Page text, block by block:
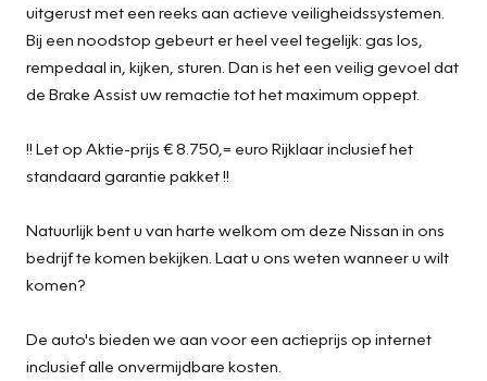
uitgerust met een reeks aan actieve veiligheidssystemen.
Bij een noodstop gebeurt er heel veel tegelijk: gas los,
rempedaal in, kijken, sturen. Dan is het een veilig gevoel dat
de Brake Assist uw remactie tot het maximum oppept.
!! Let op Aktie-prijs € 8.750,= euro Rijklaar inclusief het
standaard garantie pakket !!
Natuurlijk bent u van harte welkom om deze Nissan in ons
bedrijf te komen bekijken. Laat u ons weten wanneer u wilt
komen?
De auto's bieden we aan voor een actieprijs op internet
inclusief alle onvermijdbare kosten.